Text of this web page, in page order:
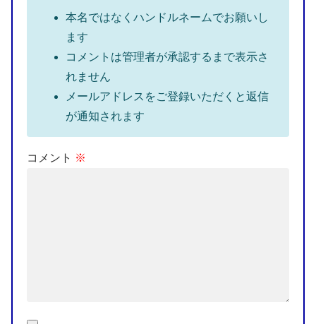
本名ではなくハンドルネームでお願いし
ます
コメントは管理者が承認するまで表示さ
れません
メールアドレスをご登録いただくと返信
が通知されます
コメント ※